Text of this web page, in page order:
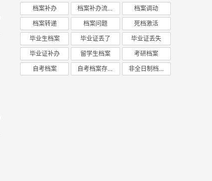
档案补办 档案补办流程 档案调动
档案转递 档案问题 死档激活
毕业生档案 毕业证丢了 毕业证丢失
毕业证补办 留学生档案 考研档案
自考档案 自考档案存放 非全日制档案